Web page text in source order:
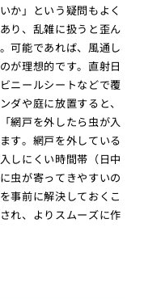
か」という疑問もよく
り、乱雑に扱うと歪ん
可能であれば、風通し
が理想的です。直射日
ニールシートなどで覆
ダや庭に放置すると、
網戸を外したら虫が入
す。網戸を外している
しにくい時間帯（日中
虫が寄ってきやすいの
事前に解決しておくこ
れ、よりスムーズに作